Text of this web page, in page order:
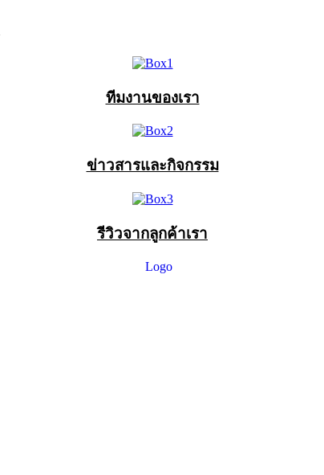
ทีมงานของเรา
ข่าวสารและกิจกรรม
รีวิวจากลูกค้าเรา